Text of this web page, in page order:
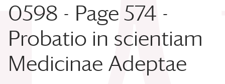
0598 - Page 574 -
Probatio in scientiam
Medicinae Adeptae